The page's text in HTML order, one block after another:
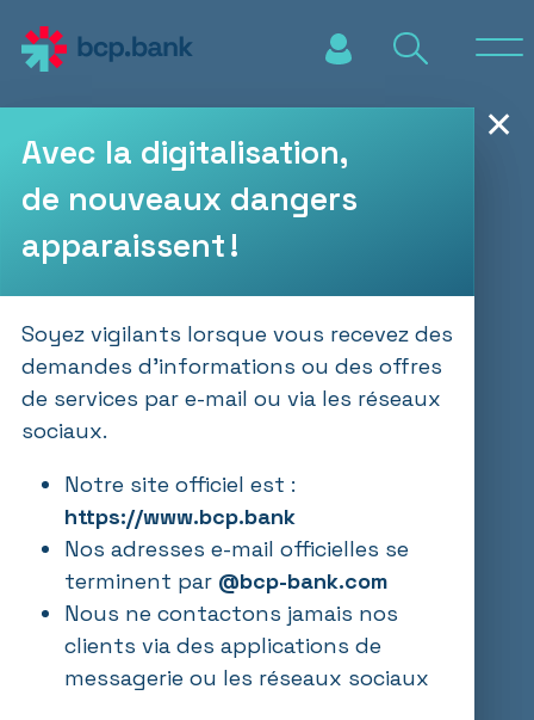
Avec la digitalisation,
de nouveaux dangers
apparaissent !
Soyez vigilants lorsque vous recevez des
demandes d’informations ou des offres
de services par e-mail ou via les réseaux
sociaux.
Notre site officiel est :
https://www.bcp.bank
Nos adresses e-mail officielles se
terminent par @bcp-bank.com
Nous ne contactons jamais nos
clients via des applications de
messagerie ou les réseaux sociaux
✕